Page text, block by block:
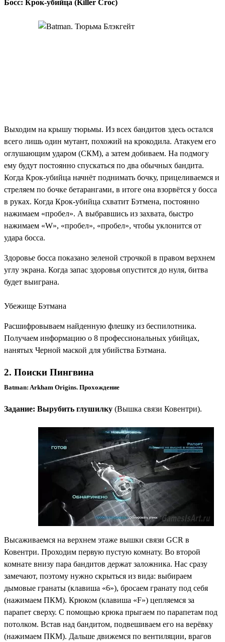
Босс: Крок-убийца (Killer Croc)
Выходим на крышу тюрьмы. Из всех бандитов здесь остался
всего лишь один мутант, похожий на крокодила. Атакуем его
оглушающим ударом (СКМ), а затем добиваем. На подмогу
ему будут постоянно спускаться по два обычных бандита.
Когда Крок-убийца начнёт поднимать бочку, прицеливаемся и
стреляем по бочке бетарангами, в итоге она взорвётся у босса
в руках. Когда Крок-убийца схватит Бэтмена, постоянно
нажимаем «пробел». А выбравшись из захвата, быстро
нажимаем «W», «пробел», «пробел», чтобы уклонится от
удара босса.
Здоровье босса показано зеленой строчкой в правом верхнем
углу экрана. Когда запас здоровья опустится до нуля, битва
будет выиграна.
Убежище Бэтмана
Расшифровываем найденную флешку из беспилотника.
Получаем информацию о 8 профессиональных убийцах,
нанятых Черной маской для убийства Бэтмана.
2. Поиски Пингвина
Batman: Arkham Origins. Прохождение
Задание: Вырубить глушилку (Вышка связи Ковентри).
Высаживаемся на верхнем этаже вышки связи GCR в
Ковентри. Проходим первую пустую комнату. Во второй
комнате внизу пара бандитов держат заложника. Нас сразу
замечают, поэтому нужно скрыться из вида: выбираем
дымовые гранаты (клавиша «6»), бросаем гранату под себя
(нажимаем ПКМ). Крюком (клавиша «F») цепляемся за
парапет сверху. С помощью крюка прыгаем по парапетам под
потолком. Встав над бандитом, подвешиваем его на верёвку
(нажимаем ПКМ). Дальше движемся по вентиляции, врагов